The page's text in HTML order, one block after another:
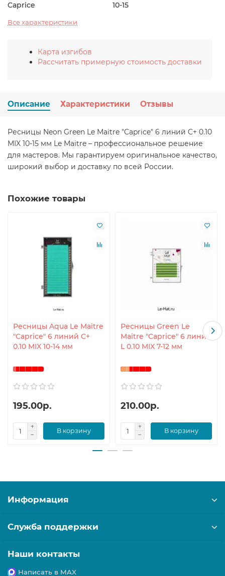
Caprice 10-15
Все характеристики
Карта изгибов
Рассчитать примерную стоимость доставки
Описание Характеристики Отзывы
Ресницы Neon Green Le Maitre "Caprice" 6 линий C+ 0.10
MIX 10-15 мм Le Maitre – профессиональное решение
для мастеров. Мы гарантируем оригинальное качество,
широкий выбор и доставку по всей России.
Похожие товары
Ресницы Aqua Le Maitre
"Caprice" 6 линий C+
0.10 MIX 10-14 мм
195.00р.
В корзину
Ресницы Green Le
Maitre "Caprice" 6 линий
L 0.10 MIX 7-12 мм
210.00р.
В корзину
Информация
Служба поддержки
Наши контакты
Написать в MAX